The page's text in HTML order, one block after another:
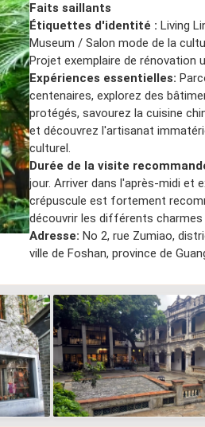
Faits saillants
Étiquettes d'identité : Living
Museum / Salon mode de la
Projet exemplaire de rénovation
Expériences essentielles:
centenaires, explorez des
protégés, savourez la cuisine
et découvrez l'artisanat
culturel.
Durée de la visite
jour. Arriver dans l'après-midi et
crépuscule est fortement
découvrir les différents charmes
Adresse: No 2, rue Zumiao,
ville de Foshan, province de